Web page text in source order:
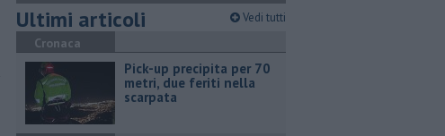
Ultimi articoli Vedi tutti
Cronaca
Pick-up precipita per 70
metri, due feriti nella
scarpata